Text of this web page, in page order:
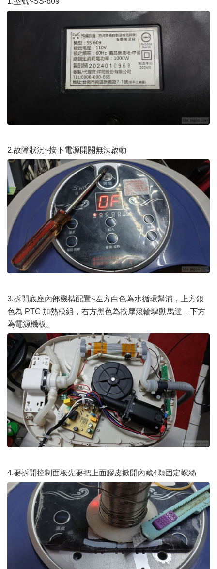
2.故障狀況~按下電源開關無法啟動
3.拆開底座內部機構配置~左方白色為水循環幫浦，上方銀
色為 PTC 加熱模組，右方黑色為按摩滾輪驅動馬達，下方
為電源機板。
4.要拆開控制面板先要把上面膠皮掀開內藏4顆固定螺絲